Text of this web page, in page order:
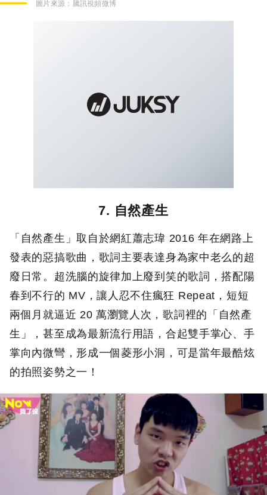
圖片來源： 騰訊視頻微博
7. 自然產生
「自然產生」取自於網紅蕭志瑋 2016 年在網路上
發表的惡搞歌曲，歌詞主要表達身為家中老么的超
廢日常。超洗腦的旋律加上廢到笑的歌詞，搭配陽
春到不行的 MV，讓人忍不住瘋狂 Repeat，短短
兩個月就逼近 20 萬瀏覽人次，歌詞裡的「自然產
生」，甚至成為最新流行用語，合起雙手掌心、手
掌向內微彎，形成一個菱形小洞，可是當年最酷炫
的拍照姿勢之一！